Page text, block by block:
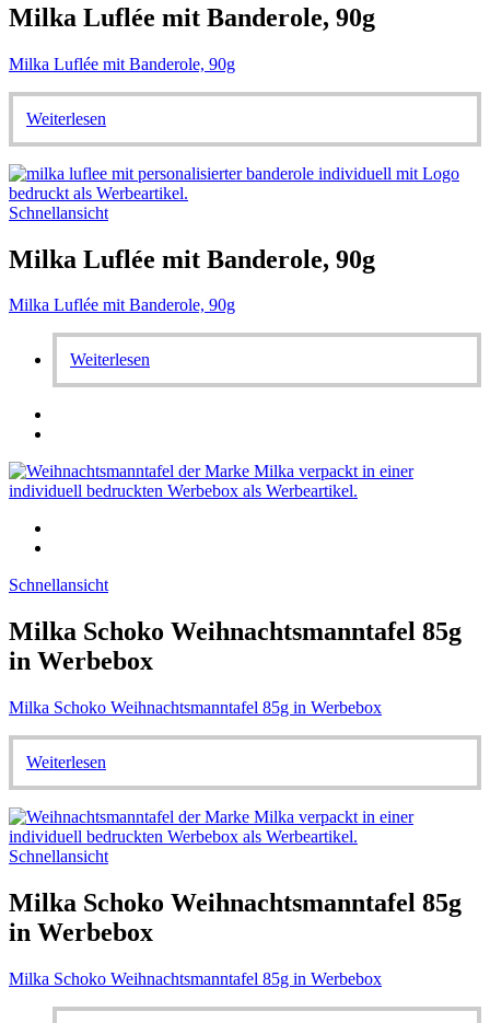
Milka Luflée mit Banderole, 90g
Milka Luflée mit Banderole, 90g
Weiterlesen
Schnellansicht
Milka Luflée mit Banderole, 90g
Milka Luflée mit Banderole, 90g
Weiterlesen
Schnellansicht
Milka Schoko Weihnachtsmanntafel 85g
in Werbebox
Milka Schoko Weihnachtsmanntafel 85g in Werbebox
Weiterlesen
Schnellansicht
Milka Schoko Weihnachtsmanntafel 85g
in Werbebox
Milka Schoko Weihnachtsmanntafel 85g in Werbebox